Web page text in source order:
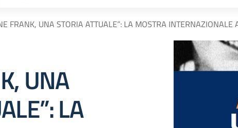
FRANK, UNA STORIA ATTUALE”: LA MOSTRA INTERNAZIONALE
UNA
LA